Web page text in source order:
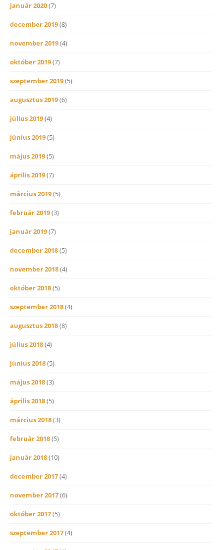
január 2020(7)
december 2019(8)
november 2019(4)
október 2019(7)
szeptember 2019(5)
augusztus 2019(6)
július 2019(4)
június 2019(5)
május 2019(5)
április 2019(7)
március 2019(5)
február 2019(3)
január 2019(7)
december 2018(5)
november 2018(4)
október 2018(5)
szeptember 2018(4)
augusztus 2018(8)
július 2018(4)
június 2018(5)
május 2018(3)
április 2018(5)
március 2018(3)
február 2018(5)
január 2018(10)
december 2017(4)
november 2017(6)
október 2017(5)
szeptember 2017(4)